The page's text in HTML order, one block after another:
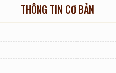
THÔNG TIN CƠ BẢN